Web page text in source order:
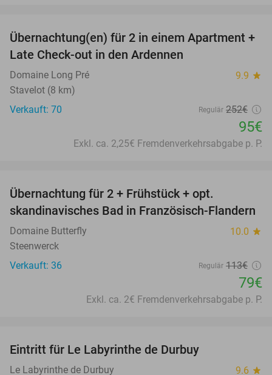
62%
Übernachtung(en) für 2 in einem Apartment +
Late Check-out in den Ardennen
Domaine Long Pré 9.9 star
Stavelot (8 km)
Verkauft: 70
Regulär 252€
95€
Exkl. ca. 2,25€ Fremdenverkehrsabgabe p. P.
Übernachtung für 2 + Frühstück + opt.
skandinavisches Bad in Französisch-Flandern
Domaine Butterfly 10.0 star
Steenwerck
Verkauft: 36
Regulär 113€
79€
Exkl. ca. 2€ Fremdenverkehrsabgabe p. P.
Eintritt für Le Labyrinthe de Durbuy
Le Labyrinthe de Durbuy 9.6 star